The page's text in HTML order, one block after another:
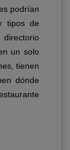
podrían
tipos de
un solo
tienen
dónde